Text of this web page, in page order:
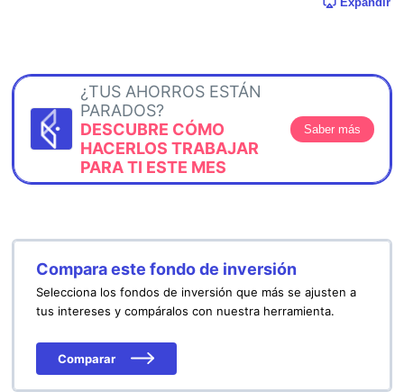
¿TUS AHORROS ESTÁN
PARADOS?
DESCUBRE CÓMO
HACERLOS TRABAJAR
PARA TI ESTE MES
Saber más
Compara este fondo de inversión
Selecciona los fondos de inversión que más se ajusten a
tus intereses y compáralos con nuestra herramienta.
Comparar